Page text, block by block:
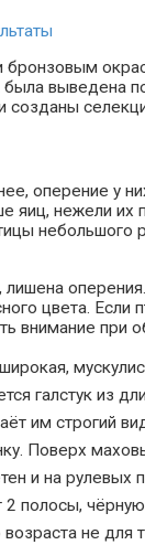
была выведена
созданы
оперение у
яиц, нежели их
небольшого
цвета. Если
внимание при
галстук из
им строгий
Поверх
и на рулевых
2 полосы,
не для